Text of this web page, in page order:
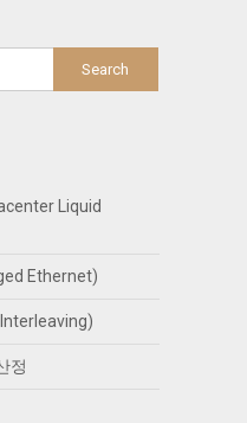
Liquid
Ethernet)
정